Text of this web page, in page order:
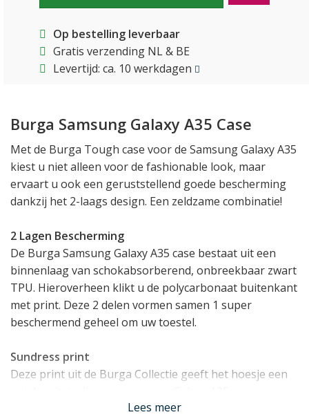
Op bestelling leverbaar
Gratis verzending NL & BE
Levertijd: ca. 10 werkdagen
Burga Samsung Galaxy A35 Case
Met de Burga Tough case voor de Samsung Galaxy A35
kiest u niet alleen voor de fashionable look, maar
ervaart u ook een geruststellend goede bescherming
dankzij het 2-laags design. Een zeldzame combinatie!
2 Lagen Bescherming
De Burga Samsung Galaxy A35 case bestaat uit een
binnenlaag van schokabsorberend, onbreekbaar zwart
TPU. Hieroverheen klikt u de polycarbonaat buitenkant
met print. Deze 2 delen vormen samen 1 super
beschermend geheel om uw toestel.
Sundress print
Deze print uit de Burga Collectie geeft het hoesje een
generiek ogende smartphone verandert in een uiting
Lees meer